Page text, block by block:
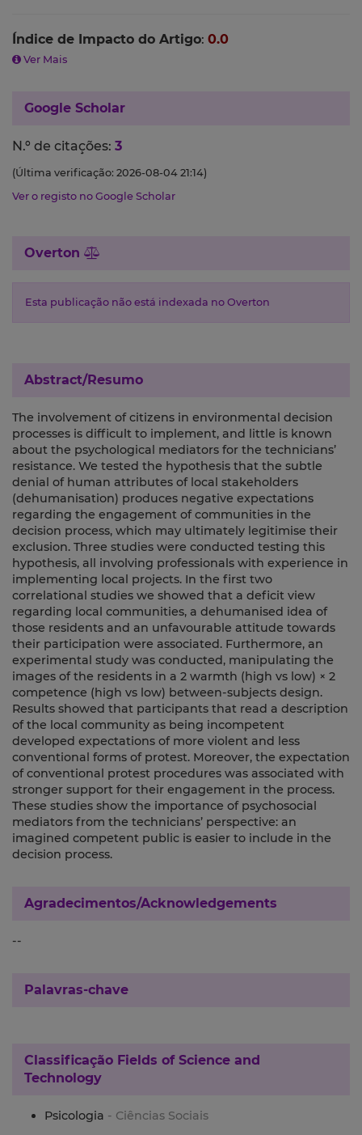
Índice de Impacto do Artigo: 0.0
Ver Mais
Google Scholar
N.º de citações: 3
(Última verificação: 2026-08-04 21:14)
Ver o registo no Google Scholar
Overton
Esta publicação não está indexada no Overton
Abstract/Resumo
The involvement of citizens in environmental decision
processes is difficult to implement, and little is known
about the psychological mediators for the technicians’
resistance. We tested the hypothesis that the subtle
denial of human attributes of local stakeholders
(dehumanisation) produces negative expectations
regarding the engagement of communities in the
decision process, which may ultimately legitimise their
exclusion. Three studies were conducted testing this
hypothesis, all involving professionals with experience in
implementing local projects. In the first two
correlational studies we showed that a deficit view
regarding local communities, a dehumanised idea of
those residents and an unfavourable attitude towards
their participation were associated. Furthermore, an
experimental study was conducted, manipulating the
images of the residents in a 2 warmth (high vs low) × 2
competence (high vs low) between-subjects design.
Results showed that participants that read a description
of the local community as being incompetent
developed expectations of more violent and less
conventional forms of protest. Moreover, the expectation
of conventional protest procedures was associated with
stronger support for their engagement in the process.
These studies show the importance of psychosocial
mediators from the technicians’ perspective: an
imagined competent public is easier to include in the
decision process.
Agradecimentos/Acknowledgements
--
Palavras-chave
Classificação Fields of Science and
Technology
Psicologia - Ciências Sociais